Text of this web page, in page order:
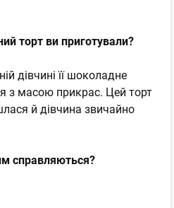
торт ви приготували?
дівчині її шоколадне
з масою прикрас. Цей торт
й дівчина звичайно
справляються?